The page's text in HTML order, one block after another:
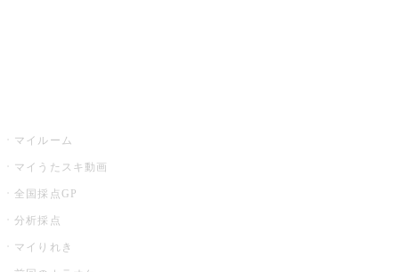
マイルーム
マイうたスキ動画
全国採点GP
分析採点
マイりれき